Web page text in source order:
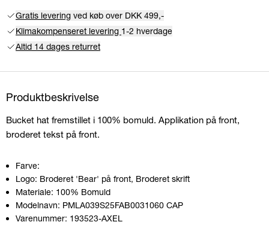
Gratis levering ved køb over DKK 499,-
Klimakompenseret levering 1-2 hverdage
Altid 14 dages returret
Produktbeskrivelse
Bucket hat fremstillet i 100% bomuld. Applikation på front,
broderet tekst på front.
Farve:
Logo: Broderet 'Bear' på front, Broderet skrift
Materiale: 100% Bomuld
Modelnavn: PMLA039S25FAB0031060 CAP
Varenummer: 193523-AXEL